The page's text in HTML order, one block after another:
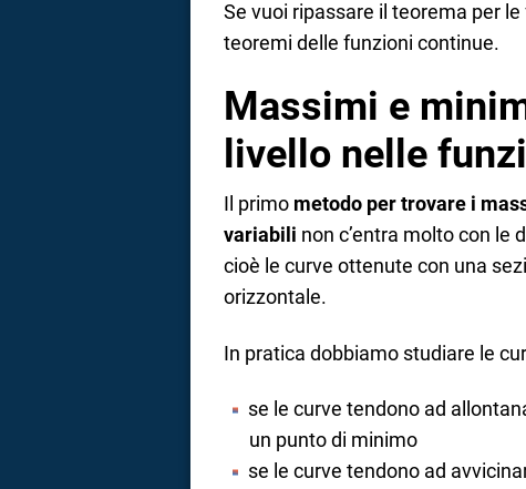
Se vuoi ripassare il teorema per
teoremi delle funzioni continue.
Massimi e
livello nelle
Il primo metodo per trovare i
variabili non c’entra molto con le
cioè le curve ottenute con una
orizzontale.
In pratica dobbiamo studiare le
se le curve tendono ad
un punto di minimo
se le curve tendono ad